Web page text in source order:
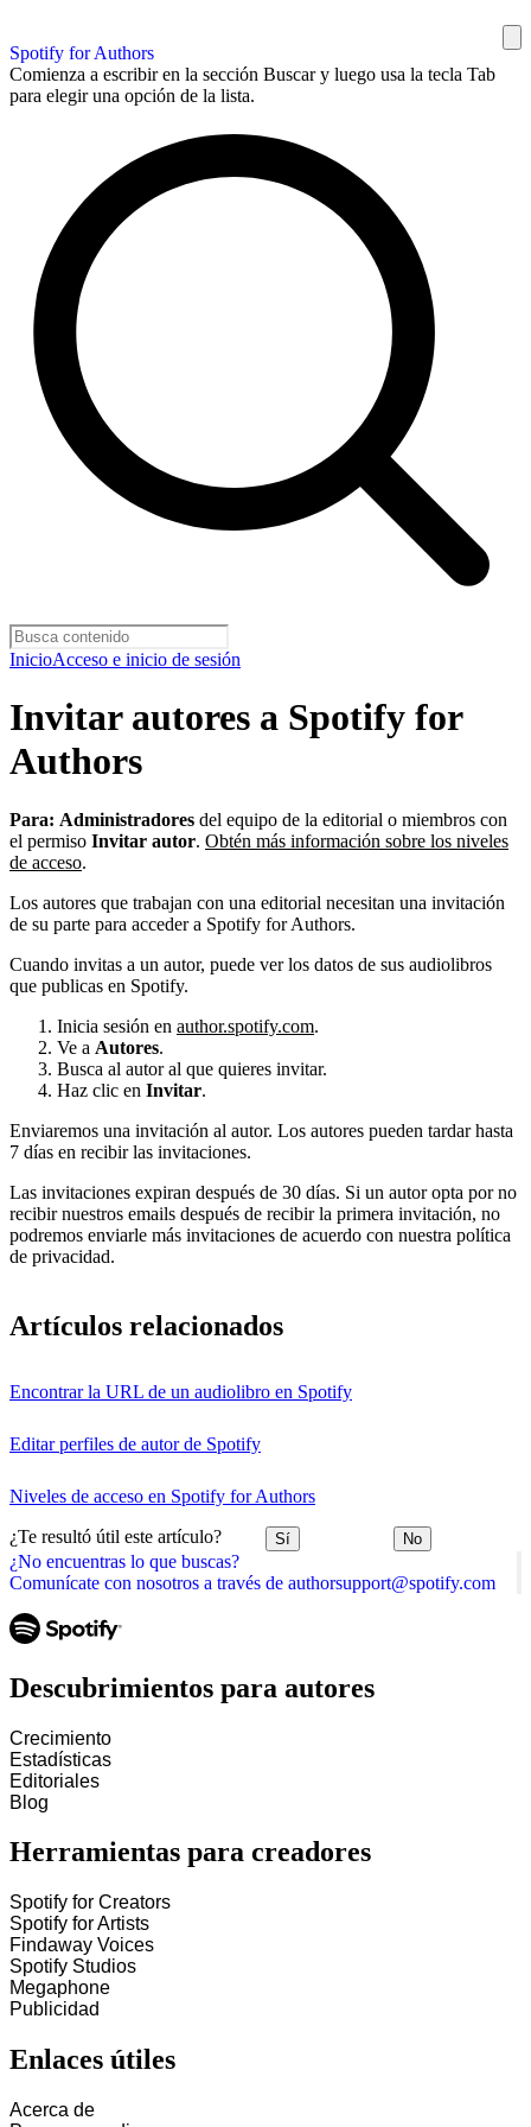
Spotify for Authors
Comienza a escribir en la sección Buscar y luego usa la tecla Tab
para elegir una opción de la lista.
InicioAcceso e inicio de sesión
¿No encuentras lo que buscas?
Comunícate con nosotros a través de authorsupport@spotify.com
Invitar autores a Spotify for
Authors
Para: Administradores del equipo de la editorial o miembros con
el permiso Invitar autor. Obtén más información sobre los niveles
de acceso.
Los autores que trabajan con una editorial necesitan una invitación
de su parte para acceder a Spotify for Authors.
Cuando invitas a un autor, puede ver los datos de sus audiolibros
que publicas en Spotify.
Inicia sesión en author.spotify.com.
Ve a Autores.
Busca al autor al que quieres invitar.
Haz clic en Invitar.
Enviaremos una invitación al autor. Los autores pueden tardar hasta
7 días en recibir las invitaciones.
Las invitaciones expiran después de 30 días. Si un autor opta por no
recibir nuestros emails después de recibir la primera invitación, no
podremos enviarle más invitaciones de acuerdo con nuestra política
de privacidad.
Artículos relacionados
Encontrar la URL de un audiolibro en Spotify
Editar perfiles de autor de Spotify
Niveles de acceso en Spotify for Authors
¿Te resultó útil este artículo? Sí No
Descubrimientos para autores
Crecimiento
Estadísticas
Editoriales
Blog
Herramientas para creadores
Spotify for Creators
Spotify for Artists
Findaway Voices
Spotify Studios
Megaphone
Publicidad
Enlaces útiles
Acerca de